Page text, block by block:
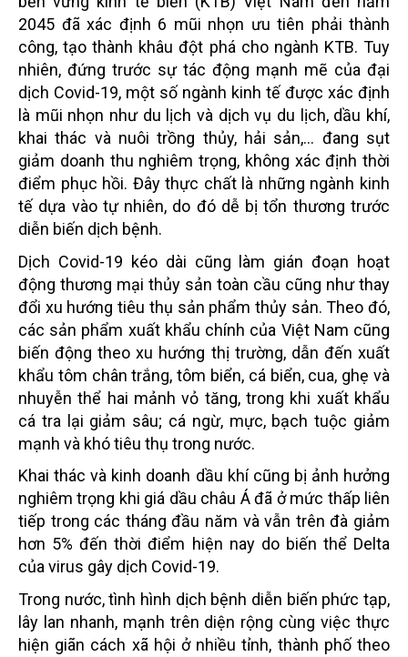
2045 đã xác định 6 mũi nhọn ưu tiên phải thành
công, tạo thành khâu đột phá cho ngành KTB. Tuy
nhiên, đứng trước sự tác động mạnh mẽ của đại
dịch Covid-19, một số ngành kinh tế được xác định
là mũi nhọn như du lịch và dịch vụ du lịch, dầu khí,
khai thác và nuôi trồng thủy, hải sản,… đang sụt
giảm doanh thu nghiêm trọng, không xác định thời
điểm phục hồi. Đây thực chất là những ngành kinh
tế dựa vào tự nhiên, do đó dễ bị tổn thương trước
diễn biến dịch bệnh.
Dịch Covid-19 kéo dài cũng làm gián đoạn hoạt
động thương mại thủy sản toàn cầu cũng như thay
đổi xu hướng tiêu thụ sản phẩm thủy sản. Theo đó,
các sản phẩm xuất khẩu chính của Việt Nam cũng
biến động theo xu hướng thị trường, dẫn đến xuất
khẩu tôm chân trắng, tôm biển, cá biển, cua, ghẹ và
nhuyễn thể hai mảnh vỏ tăng, trong khi xuất khẩu
cá tra lại giảm sâu; cá ngừ, mực, bạch tuộc giảm
mạnh và khó tiêu thụ trong nước.
Khai thác và kinh doanh dầu khí cũng bị ảnh hưởng
nghiêm trọng khi giá dầu châu Á đã ở mức thấp liên
tiếp trong các tháng đầu năm và vẫn trên đà giảm
hơn 5% đến thời điểm hiện nay do biến thể Delta
của virus gây dịch Covid-19.
Trong nước, tình hình dịch bệnh diễn biến phức tạp,
lây lan nhanh, mạnh trên diện rộng cùng việc thực
hiện giãn cách xã hội ở nhiều tỉnh, thành phố theo